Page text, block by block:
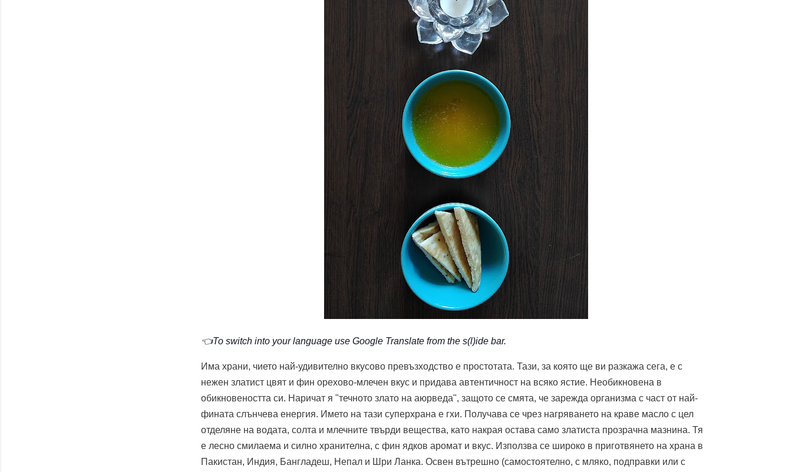
👈To switch into your language use Google Translate from the s(l)ide bar.
Има храни, чието най-удивително вкусово превъзходство е простотата. Тази, за която ще ви разкажа сега, е с
нежен златист цвят и фин орехово-млечен вкус и придава автентичност на всяко ястие. Необикновена в
обикновеността си. Наричат я "течното злато на аюрведа", защото се смята, че зарежда организма с част от най-
фината слънчева енергия. Името на тази суперхрана е гхи. Получава се чрез нагряването на краве масло с цел
отделяне на водата, солта и млечните твърди вещества, като накрая остава само златиста прозрачна мазнина. Тя
е лесно смилаема и силно хранителна, с фин ядков аромат и вкус. Използва се широко в приготвянето на храна в
Пакистан, Индия, Бангладеш, Непал и Шри Ланка. Освен вътрешно (самостоятелно, с мляко, подправки или с